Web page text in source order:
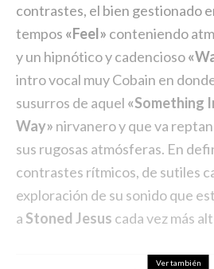
contrastes, el bien gestionado
tempos «Feel» conteniendo
y un hipnótico y cadencioso
intro vocal muy Cobain en
susurros de aquel «Something
Way» nirvanero y que va
sus rugosas atmósferas. En
contrastes rítmicos, de sutiles
exploración de su sonido que
a Stoned Jesus cada vez más
Ver también